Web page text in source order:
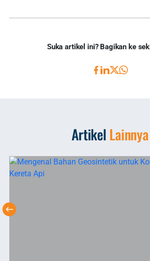
Suka artikel ini? Bagikan ke
ArtikelLainnya